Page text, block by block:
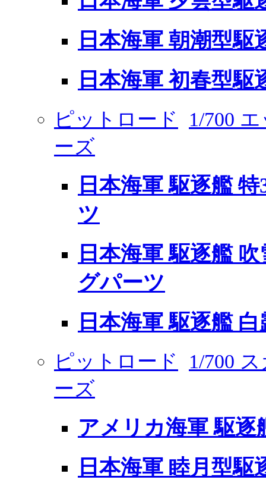
日本海軍 朝潮型駆
日本海軍 初春型駆
ピットロード
1/700
ーズ
日本海軍 駆逐艦
ツ
日本海軍 駆逐艦
グパーツ
日本海軍 駆逐艦
ピットロード
1/700
ーズ
アメリカ海軍 駆
日本海軍 睦月型駆